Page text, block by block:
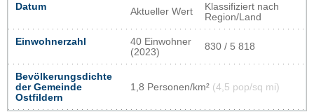
Datum Aktueller Wert
Klassifiziert nach
Region/Land
Einwohnerzahl
40 Einwohner
(2023)
830 / 5 818
Bevölkerungsdichte
der Gemeinde
Ostfildern
1,8 Personen/km² (4,5 pop/sq mi)